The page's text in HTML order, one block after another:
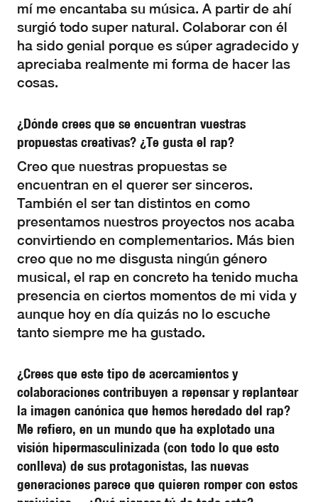
mí me encantaba su música. A partir de ahí
surgió todo super natural. Colaborar con él
ha sido genial porque es súper agradecido y
apreciaba realmente mi forma de hacer las
cosas.
¿Dónde crees que se encuentran vuestras
propuestas creativas? ¿Te gusta el rap?
Creo que nuestras propuestas se
encuentran en el querer ser sinceros.
También el ser tan distintos en como
presentamos nuestros proyectos nos acaba
convirtiendo en complementarios. Más bien
creo que no me disgusta ningún género
musical, el rap en concreto ha tenido mucha
presencia en ciertos momentos de mi vida y
aunque hoy en día quizás no lo escuche
tanto siempre me ha gustado.
¿Crees que este tipo de acercamientos y
colaboraciones contribuyen a repensar y replantear
la imagen canónica que hemos heredado del rap?
Me refiero, en un mundo que ha explotado una
visión hipermasculinizada (con todo lo que esto
conlleva) de sus protagonistas, las nuevas
generaciones parece que quieren romper con estos